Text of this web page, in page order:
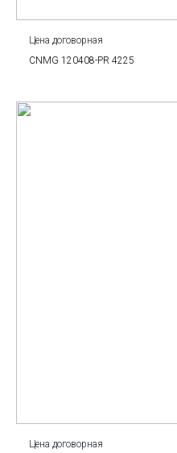
Цена договорная
CNMG 120408-PR 4225
Цена договорная